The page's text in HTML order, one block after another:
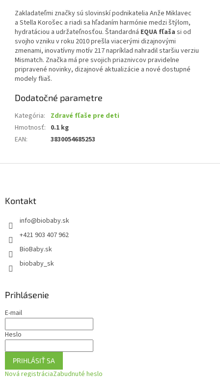
Zakladateľmi značky sú slovinskí podnikatelia Anže Miklavec
a Stella Korošec a riadi sa hľadaním harmónie medzi štýlom,
hydratáciou a udržateľnosťou. Štandardná EQUA fľaša si od
svojho vzniku v roku 2010 prešla viacerými dizajnovými
zmenami, inovatívny motív 217 napríklad nahradil staršiu verziu
Mismatch. Značka má pre svojich priaznivcov pravidelne
pripravené novinky, dizajnové aktualizácie a nové dostupné
modely fliaš.
Dodatočné parametre
Kategória:
Zdravé fľaše pre deti
Hmotnosť: 0.1 kg
EAN: 3830054685253
Kontakt
info@biobaby.sk
+421 903 407 962
BioBaby.sk
biobaby_sk
Prihlásenie
E-mail
Heslo
PRIHLÁSIŤ SA
Nová registráciaZabudnuté heslo